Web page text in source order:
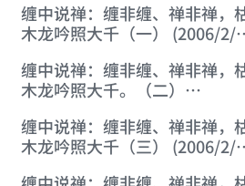
缠中说禅：缠非缠、禅非禅，
木龙吟照大千（一） (2006/2/1
缠中说禅：缠非缠、禅非禅，
木龙吟照大千。（二）
缠中说禅：缠非缠、禅非禅，
木龙吟照大千（三） (2006/2/1